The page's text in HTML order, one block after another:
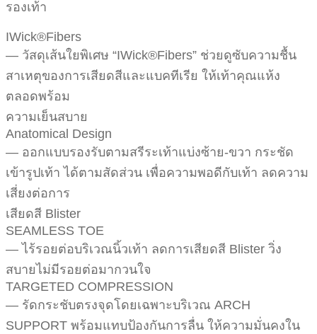
รองเท้า
IWick®Fibers
— วัสดุเส้นใยพิเศษ “IWick®Fibers” ช่วยดูซับความชื้น
สาเหตุของการเสียดสีและแบคทีเรีย ให้เท้าคุณแห้ง
ตลอดพร้อม
ความเย็นสบาย
Anatomical Design
— ออกแบบรองรับตามสรีระเท้าแบ่งซ้าย-ขวา กระชัด
เข้ารูปเท้า ได้ตามสัดส่วน เพื่อความพอดีกับเท้า ลดความ
เสี่ยงต่อการ
เสียดสี Blister
SEAMLESS TOE
— ไร้รอยต่อบริเวณนิ้วเท้า ลดการเสียดสี Blister วิ่ง
สบายไม่มีรอยต่อมากวนใจ
TARGETED COMPRESSION
— รัดกระชับตรงจุดโดยเฉพาะบริเวณ ARCH
SUPPORT พร้อมแทบป้องกันการลื่น ให้ความมั่นคงใน